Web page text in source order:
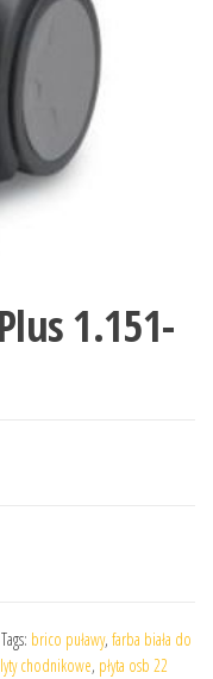
1.151-
Tags: brico puławy, farba biała do
chodnikowe, płyta osb 22